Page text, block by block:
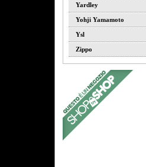
Yardley
Yohji Yamamoto
Ysl
Zippo